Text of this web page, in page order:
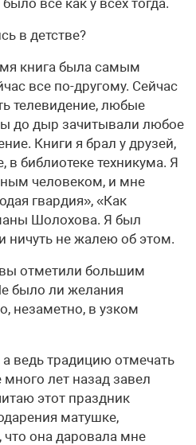
все как у всех тогда.
в детстве?
книга была самым
все по-другому. Сейчас
телевидение, любые
до дыр зачитывали любое
Книги я брал у друзей,
в библиотеке техникума. Я
человеком, и мне
гвардия», «Как
Шолохова. Я был
ничуть не жалею об этом.
отметили большим
было ли желания
незаметно, в узком
ведь традицию отмечать
лет назад завел
этот праздник
матушке,
что она даровала мне